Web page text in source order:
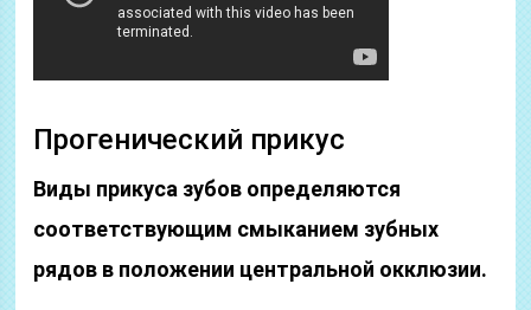
Прогенический прикус
Виды прикуса зубов определяются
соответствующим смыканием зубных
рядов в положении центральной окклюзии.